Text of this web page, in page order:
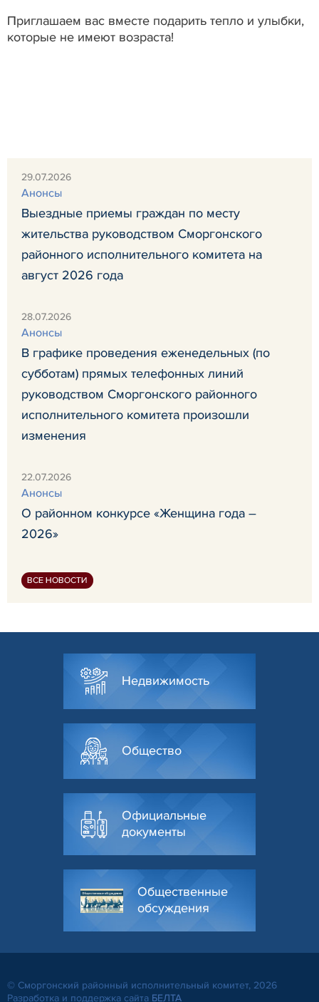
Приглашаем вас вместе подарить тепло и улыбки,
которые не имеют возраста!
29.07.2026
Анонсы
Выездные приемы граждан по месту
жительства руководством Сморгонского
районного исполнительного комитета на
август 2026 года
28.07.2026
Анонсы
В графике проведения еженедельных (по
субботам) прямых телефонных линий
руководством Сморгонского районного
исполнительного комитета произошли
изменения
22.07.2026
Анонсы
О районном конкурсе «Женщина года –
2026»
ВСЕ НОВОСТИ
Недвижимость
Общество
Официальные
документы
Общественные
обсуждения
© Сморгонский районный исполнительный комитет, 2026
Разработка и поддержка сайта БЕЛТА